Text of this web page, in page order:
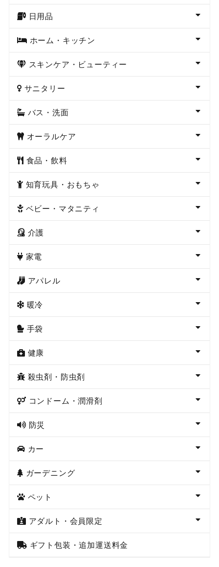
日用品
ホーム・キッチン
スキンケア・ビューティー
サニタリー
バス・洗面
オーラルケア
食品・飲料
知育玩具・おもちゃ
ベビー・マタニティ
介護
家電
アパレル
暖冷
手袋
健康
殺虫剤・防虫剤
コンドーム・潤滑剤
防災
カー
ガーデニング
ペット
アダルト・会員限定
ギフト包装・追加運送料金